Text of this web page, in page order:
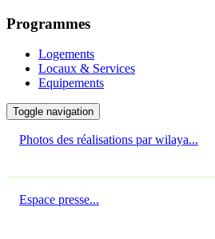
Programmes
Logements
Locaux & Services
Equipements
Toggle navigation
Photos des réalisations par wilaya...
Espace presse...